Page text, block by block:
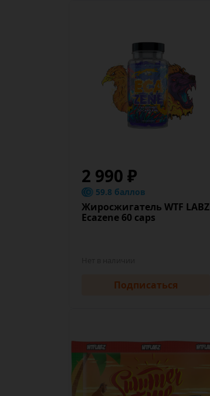
2 990 ₽
59.8 баллов
Жиросжигатель WTF LABZ
Ecazene 60 caps
Подписаться